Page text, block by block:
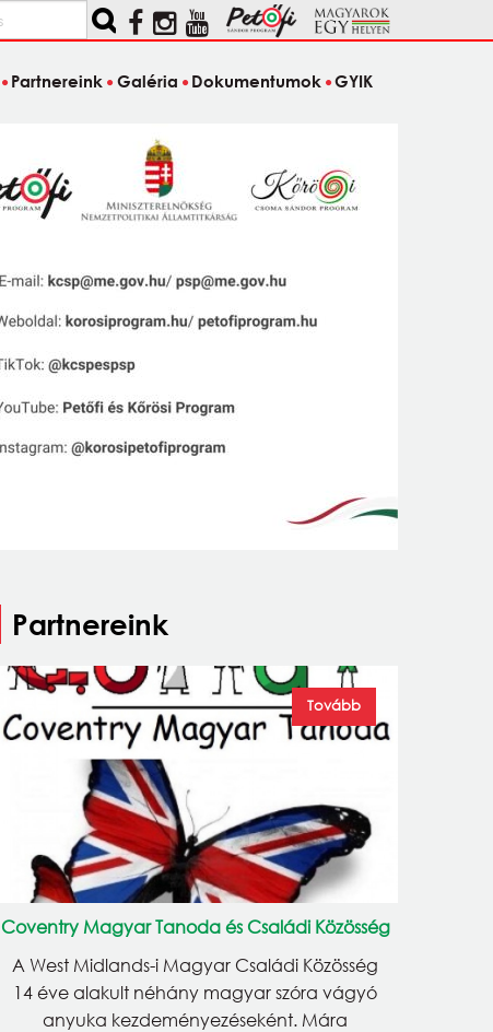
Partnereink Galéria Dokumentumok GYIK
Partnereink
Coventry Magyar Tanoda és Családi Közösség
Tovább
A West Midlands-i Magyar Családi Közösség
14 éve alakult néhány magyar szóra vágyó
anyuka kezdeményezéseként. Mára